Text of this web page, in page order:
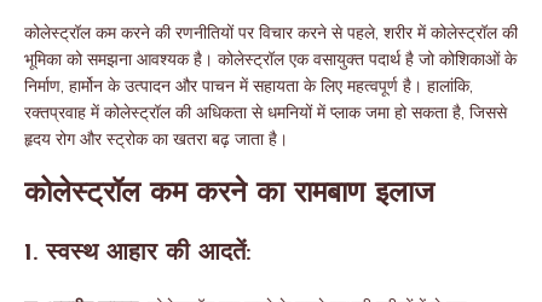
कोलेस्ट्रॉल कम करने की रणनीतियों पर विचार करने से पहले, शरीर में कोलेस्ट्रॉल की
भूमिका को समझना आवश्यक है। कोलेस्ट्रॉल एक वसायुक्त पदार्थ है जो कोशिकाओं के
निर्माण, हार्मोन के उत्पादन और पाचन में सहायता के लिए महत्वपूर्ण है। हालांकि,
रक्तप्रवाह में कोलेस्ट्रॉल की अधिकता से धमनियों में प्लाक जमा हो सकता है, जिससे
हृदय रोग और स्ट्रोक का खतरा बढ़ जाता है।
कोलेस्ट्रॉल कम करने का रामबाण इलाज
1. स्वस्थ आहार की आदतें: